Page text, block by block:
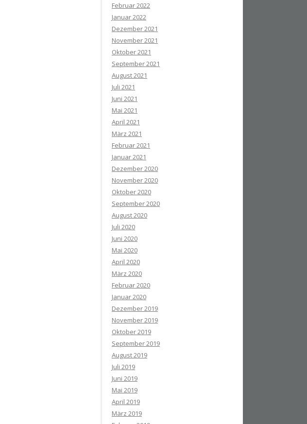
Februar 2022
Januar 2022
Dezember 2021
November 2021
Oktober 2021
September 2021
August 2021
Juli 2021
Juni 2021
Mai 2021
April 2021
März 2021
Februar 2021
Januar 2021
Dezember 2020
November 2020
Oktober 2020
September 2020
August 2020
Juli 2020
Juni 2020
Mai 2020
April 2020
März 2020
Februar 2020
Januar 2020
Dezember 2019
November 2019
Oktober 2019
September 2019
August 2019
Juli 2019
Juni 2019
Mai 2019
April 2019
März 2019